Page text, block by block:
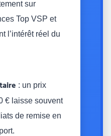
sur
Top VSP et
l’intérêt réel du
: un prix
€ laisse souvent
de remise en